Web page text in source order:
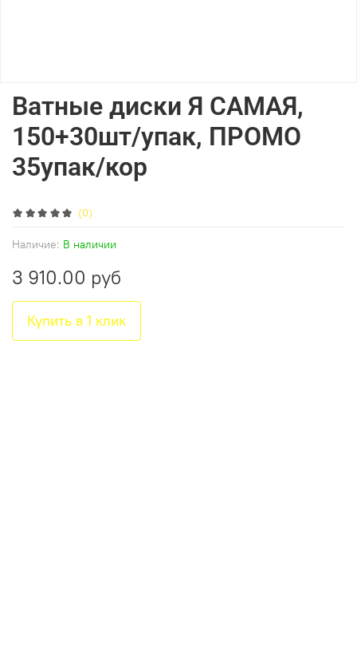
(0)
Наличие: В наличии
Ватные диски Я САМАЯ,
150+30шт/упак, ПРОМО
35упак/кор
3 910.00 руб
Купить в 1 клик